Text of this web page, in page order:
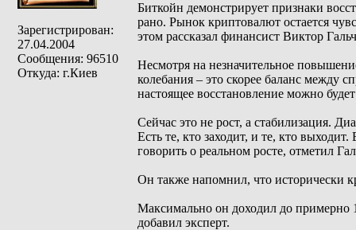
Зарегистрирован:
27.04.2004
Сообщения: 96510
Откуда: г.Киев
Биткойн демонстрирует признаки
рано. Рынок криптовалют остается
этом рассказал финансист Виктор
Несмотря на незначительное
колебания – это скорее баланс между
настоящее восстановление можно
Сейчас это не рост, а стабилизация.
Есть те, кто заходит, и те, кто
говорить о реальном росте, отметил
Он также напомнил, что исторически
Максимально он доходил до примерно
добавил эксперт.